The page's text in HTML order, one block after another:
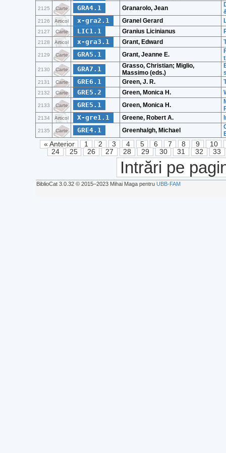
2125 Carte GRA4.1 Granarolo, Jean
2126 Articol x-gra2.1 Granel Gerard
2127 Carte LIC1.1 Granius Licinianus
2128 Articol x-gra3.1 Grant, Edward
2129 Carte GRA5.1 Grant, Jeanne E.
2130 Carte GRA7.1
Grasso, Christian; Miglio,
Massimo (eds.)
2131 Carte GRE6.1 Green, J. R.
2132 Carte GRE5.2 Green, Monica H.
2133 Carte GRE5.1 Green, Monica H.
2134 Articol X-gre1.1 Greene, Robert A.
2135 Carte GRE4.1 Greenhalgh, Michael
« Anterior 1 2 3 4 5 6 7 8 9
10
24
25 26 27 28 29 30 31 32 33
Intrări pe
BiblioCat 3.0.32 © 2015‒2023 Mihai Maga pentru UBB-FAM